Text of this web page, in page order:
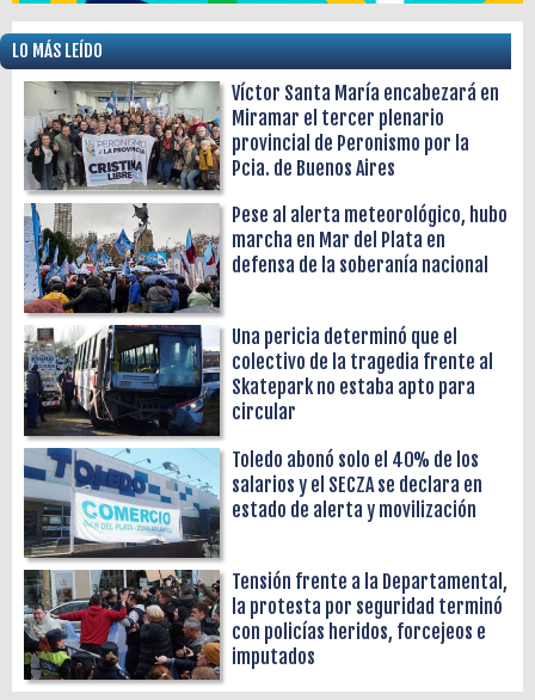
LO MÁS LEÍDO
Víctor Santa María encabezará en
Miramar el tercer plenario
provincial de Peronismo por la
Pcia. de Buenos Aires
Pese al alerta meteorológico, hubo
marcha en Mar del Plata en
defensa de la soberanía nacional
Una pericia determinó que el
colectivo de la tragedia frente al
Skatepark no estaba apto para
circular
Toledo abonó solo el 40% de los
salarios y el SECZA se declara en
estado de alerta y movilización
Tensión frente a la Departamental,
la protesta por seguridad terminó
con policías heridos, forcejeos e
imputados